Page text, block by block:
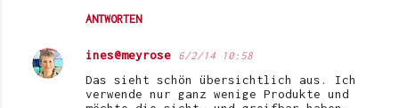
ANTWORTEN
ines@meyrose 6/2/14 10:58
Das sieht schön übersichtlich aus. Ich
verwende nur ganz wenige Produkte und